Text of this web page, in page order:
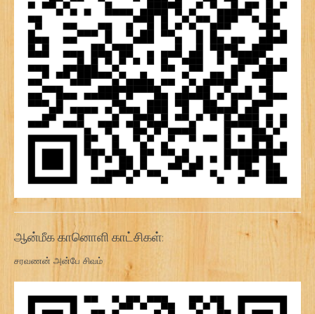
ஆன்மீக கானொளி காட்சிகள்:
சரவணன் அன்பே சிவம்